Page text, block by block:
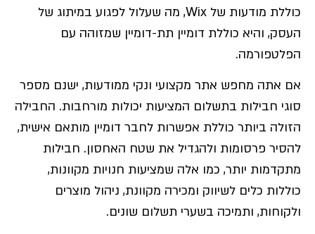
כוללת מודעות של Wix, מה שעלול לפגוע במיתוג של
העסק, והיא כוללת דומיין תת-דומיין שמזוהה עם
הפלטפורמה.
אם אתה מחפש אתר מקצועי ונקי ממודעות, ישנם מספר
סוגי חבילות בתשלום המציעות יכולות מורחבות. החבילה
הזולה ביותר כוללת אפשרות לחבר דומיין מותאם אישית,
להסיר פרסומות ולהגדיל את שטח האחסון. חבילות
מתקדמות יותר, כמו אלה שמציעות חנויות מקוונות,
כוללות כלים לשיווק ומכירה מקוונת, ניהול מוצרים
ולקוחות, ותמיכה בשערי תשלום שונים.